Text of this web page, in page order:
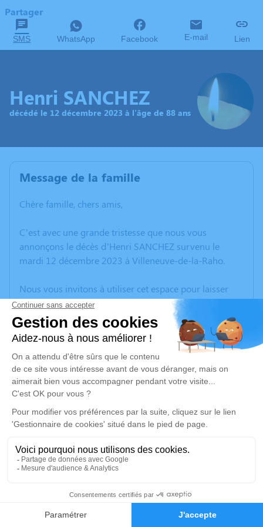
Faire-part Hommages
Partager
SMS WhatsApp Facebook E-mail Lien
Henri SANCHEZ
décédé le 12 décembre 2023 à l'âge de 88 ans
Message de la famille
Chère famille, chers amis,
C’est avec une grande tristesse que nous vous
annonçons le décès d’Henri SANCHEZ survenu le
mardi 12 décembre 2023 à Villeneuve-de-la-Raho.
Nous vous invitons à utiliser cet espace pour laisser
vos condoléances, partager des photos souvenirs, une
anecdote ou exprimer vos pensées à travers des
poèmes ou des textes. Cet endroit est un lieu
d'expression dédié à honorer la mémoire d’Henri
SANCHEZ.
Un service de plantation d’arbre hommage est
disponible ici.
Je rends hommage
Cérémonie civile
Crématorium de Canet-en-Roussillon
196 Avenue de Perpignan